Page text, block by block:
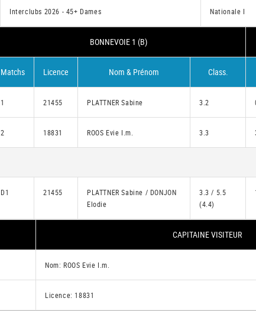
Interclubs 2026 - 45+ Dames Nationale I
BONNEVOIE 1 (B)
Matchs Licence Nom & Prénom Class.
1 21455 PLATTNER Sabine 3.2
2 18831 ROOS Evie I.m. 3.3
D1 21455
PLATTNER Sabine / DONJON
Elodie
3.3 / 5.5
(4.4)
CAPITAINE VISITEUR
Nom: ROOS Evie I.m.
Licence: 18831